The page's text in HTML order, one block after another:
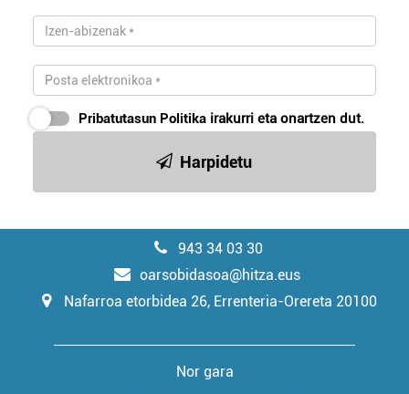
Pribatutasun Politika irakurri eta onartzen dut.
Harpidetu
943 34 03 30
oarsobidasoa@hitza.eus
Nafarroa etorbidea 26, Errenteria-Orereta 20100
Nor gara